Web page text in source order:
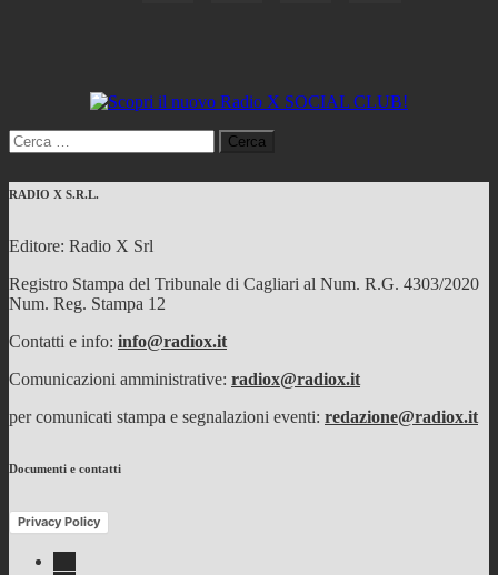
Ricerca
per:
RADIO X S.R.L.
Editore: Radio X Srl
Registro Stampa del Tribunale di Cagliari al Num. R.G. 4303/2020
Num. Reg. Stampa 12
Contatti e info: info@radiox.it
Comunicazioni amministrative: radiox@radiox.it
per comunicati stampa e segnalazioni eventi: redazione@radiox.it
Documenti e contatti
Privacy Policy